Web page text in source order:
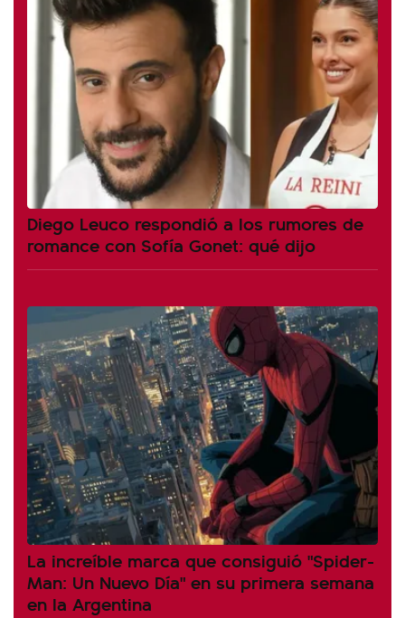
Diego Leuco respondió a los rumores de
romance con Sofía Gonet: qué dijo
La increíble marca que consiguió "Spider-
Man: Un Nuevo Día" en su primera semana
en la Argentina